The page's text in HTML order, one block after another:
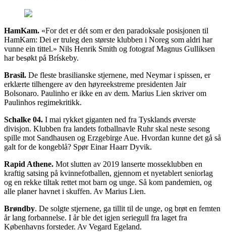
HamKam. «For det er dét som er den paradoksale posisjonen til
HamKam: Dei er truleg den største klubben i Noreg som aldri har
vunne ein tittel.» Nils Henrik Smith og fotograf Magnus Gulliksen
har besøkt på Brískeby.
Brasil. De fleste brasilianske stjernene, med Neymar i spissen, er
erklærte tilhengere av den høyreekstreme presidenten Jair
Bolsonaro. Paulinho er ikke en av dem. Marius Lien skriver om
Paulinhos regimekritikk.
Schalke 04. I mai rykket giganten ned fra Tysklands øverste
divisjon. Klubben fra landets fotballnavle Ruhr skal neste sesong
spille mot Sandhausen og Erzgebirge Aue. Hvordan kunne det gå så
galt for de kongeblå? Spør Einar Haarr Dyvik.
Rapid Athene. Mot slutten av 2019 lanserte mosseklubben en
kraftig satsing på kvinnefotballen, gjennom et nyetablert seniorlag
og en rekke tiltak rettet mot barn og unge. Så kom pandemien, og
alle planer havnet i skuffen. Av Marius Lien.
Brøndby. De solgte stjernene, ga tillit til de unge, og brøt en femten
år lang forbannelse. I år ble det igjen seriegull fra laget fra
Københavns forsteder. Av Vegard Egeland.